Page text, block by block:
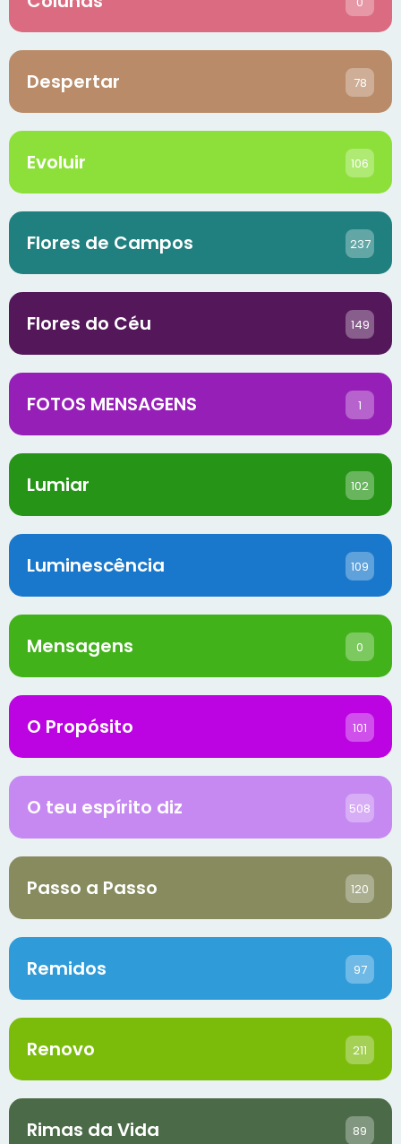
Despertar 78
Evoluir 106
Flores de Campos 237
Flores do Céu 149
FOTOS MENSAGENS 1
Lumiar 102
Luminescência 109
Mensagens 0
O Propósito 101
O teu espírito diz 508
Passo a Passo 120
Remidos 97
Renovo 211
Rimas da Vida 89